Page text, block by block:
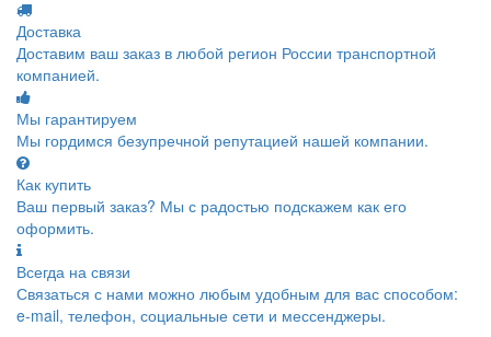
Доставка
Доставим ваш заказ в любой регион России транспортной
компанией.
Мы гарантируем
Мы гордимся безупречной репутацией нашей компании.
Как купить
Ваш первый заказ? Мы с радостью подскажем как его
оформить.
Всегда на связи
Связаться с нами можно любым удобным для вас способом:
e-mail, телефон, социальные сети и мессенджеры.